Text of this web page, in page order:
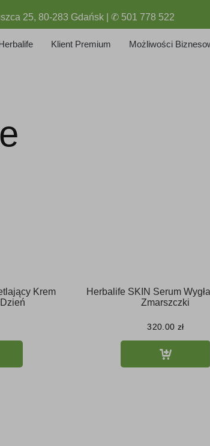
25, 80-283 Gdańsk | ✆ 501 778 522
Klient Premium Możliwości
Krem
Herbalife SKIN Serum
Zmarszczki
320.00 zł